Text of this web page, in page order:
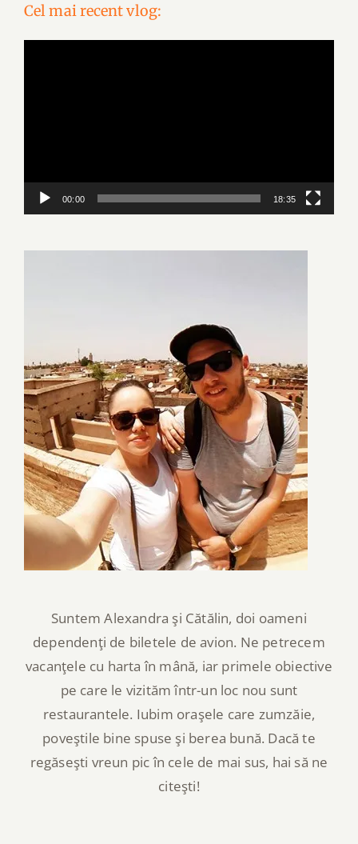
Cel mai recent vlog:
00:00 18:35
Suntem Alexandra şi Cătălin, doi oameni
dependenţi de biletele de avion. Ne petrecem
vacanţele cu harta în mână, iar primele obiective
pe care le vizităm într-un loc nou sunt
restaurantele. Iubim oraşele care zumzăie,
poveştile bine spuse şi berea bună. Dacă te
regăseşti vreun pic în cele de mai sus, hai să ne
citeşti!